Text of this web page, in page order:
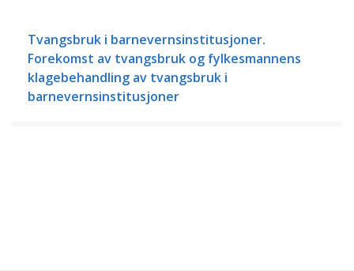
Tvangsbruk i barnevernsinstitusjoner.
Forekomst av tvangsbruk og fylkesmannens
klagebehandling av tvangsbruk i
barnevernsinstitusjoner